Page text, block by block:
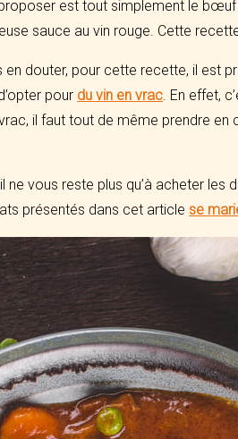
est tout simplement le
sauce au vin rouge. Cette
douter, pour cette recette, il est
pour du vin en vrac. En effet,
il faut tout de même prendre
vous reste plus qu’à acheter
présentés dans cet article se